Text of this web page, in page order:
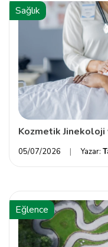
Sağlık
Kozmetik Jinekoloji
05/07/2026 Yazar:
Eğlence